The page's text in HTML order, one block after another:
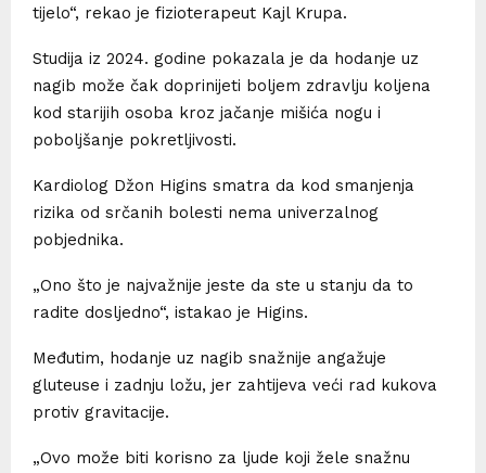
tijelo“, rekao je fizioterapeut Kajl Krupa.
Studija iz 2024. godine pokazala je da hodanje uz
nagib može čak doprinijeti boljem zdravlju koljena
kod starijih osoba kroz jačanje mišića nogu i
poboljšanje pokretljivosti.
Kardiolog Džon Higins smatra da kod smanjenja
rizika od srčanih bolesti nema univerzalnog
pobjednika.
„Ono što je najvažnije jeste da ste u stanju da to
radite dosljedno“, istakao je Higins.
Međutim, hodanje uz nagib snažnije angažuje
gluteuse i zadnju ložu, jer zahtijeva veći rad kukova
protiv gravitacije.
„Ovo može biti korisno za ljude koji žele snažnu